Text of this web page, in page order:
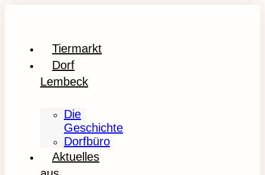
Tiermarkt
Dorf
Lembeck
Die
Geschichte
Dorfbüro
Aktuelles